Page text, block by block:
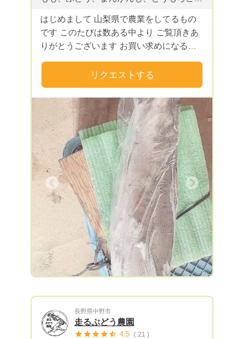
はじめまして 山梨県で農業をしてるもの
です このたびは数ある中より ご覧頂きあ
りがとうございます お買い求めになる商
販売します！ ご希望に添えるようなんで
も応えます なんでも言ってください よろ
しくお願い申し上げます。
リクエストする
Next
長野県中野市
走るぶどう農園
4.5 ( 21 )